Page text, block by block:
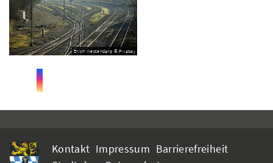
Erich Westendarp © Pixabay
Kontakt Impressum Barrierefreiheit